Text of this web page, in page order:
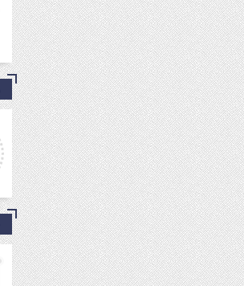
مهدی شریفی نیا
خداروشکر که جوانانی مثه شما
داریم.